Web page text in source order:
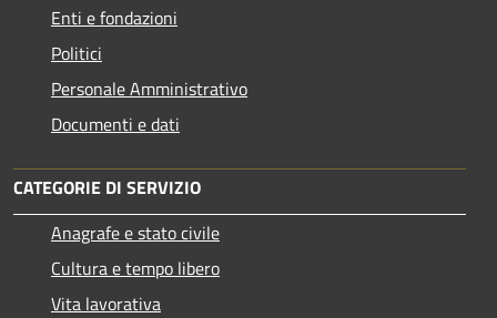
Enti e fondazioni
Politici
Personale Amministrativo
Documenti e dati
CATEGORIE DI SERVIZIO
Anagrafe e stato civile
Cultura e tempo libero
Vita lavorativa